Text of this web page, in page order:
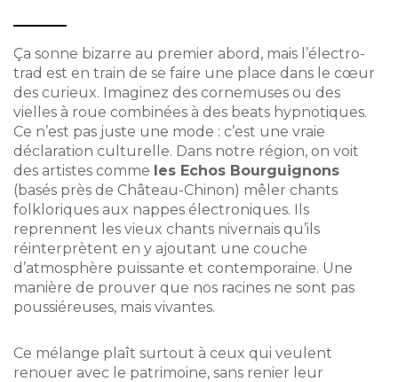
Ça sonne bizarre au premier abord, mais l’électro-
trad est en train de se faire une place dans le cœur
des curieux. Imaginez des cornemuses ou des
vielles à roue combinées à des beats hypnotiques.
Ce n’est pas juste une mode : c’est une vraie
déclaration culturelle. Dans notre région, on voit
des artistes comme les Echos Bourguignons
(basés près de Château-Chinon) mêler chants
folkloriques aux nappes électroniques. Ils
reprennent les vieux chants nivernais qu’ils
réinterprètent en y ajoutant une couche
d’atmosphère puissante et contemporaine. Une
manière de prouver que nos racines ne sont pas
poussiéreuses, mais vivantes.
Ce mélange plaît surtout à ceux qui veulent
renouer avec le patrimoine, sans renier leur